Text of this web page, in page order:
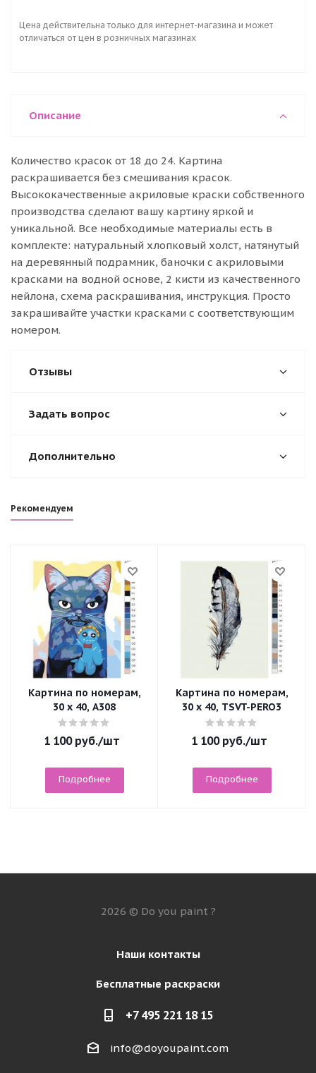
Цена действительна только для интернет-магазина и может
отличаться от цен в розничных магазинах
Описание
Количество красок от 18 до 24. Картина
раскрашивается без смешивания красок.
Высококачественные акриловые краски собственного
производства сделают вашу картину яркой и
уникальной. Все необходимые материалы есть в
комплекте: натуральный хлопковый холст, натянутый
на деревянный подрамник, баночки с акриловыми
красками на водной основе, 2 кисти из качественного
нейлона, схема раскрашивания, инструкция. Просто
закрашивайте участки красками с соответствующим
номером.
Отзывы
Задать вопрос
Дополнительно
Рекомендуем
Картина по номерам,
30 x 40, A308
1 100руб./шт
Подробнее
Картина по номерам,
30 x 40, TSVT-PERO3
1 100руб./шт
Подробнее
2026 © Do you paint ?
Наши контакты
Бесплатные раскраски
+7 495 221 18 15
info@doyoupaint.com